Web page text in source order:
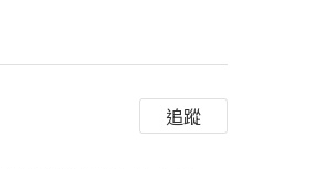
追蹤